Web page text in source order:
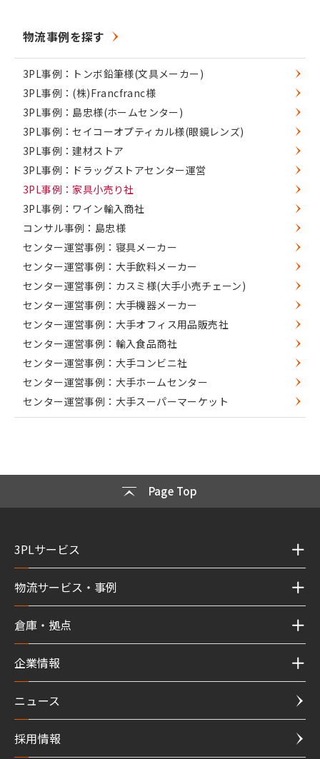
物流事例を探す
3PL事例：トンボ鉛筆様(文具メーカー)
3PL事例：(株)Francfranc様
3PL事例：島忠様(ホームセンター)
3PL事例：セイコーオプティカル様(眼鏡レンズ)
3PL事例：建材ストア
3PL事例：ドラッグストアセンター運営
3PL事例：家具小売り社
3PL事例：ワイン輸入商社
コンサル事例：島忠様
センター運営事例：寝具メーカー
センター運営事例：大手飲料メーカー
センター運営事例：カスミ様(大手小売チェーン)
センター運営事例：大手機器メーカー
センター運営事例：大手オフィス用品販売社
センター運営事例：輸入食品商社
センター運営事例：大手コンビニ社
センター運営事例：大手ホームセンター
センター運営事例：大手スーパーマーケット
Page Top
3PLサービス
物流サービス・事例
倉庫・拠点
企業情報
ニュース
採用情報